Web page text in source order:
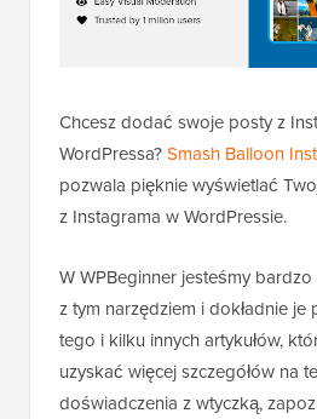
Chcesz dodać swoje posty z
WordPressa?Smash Balloon
pozwala pięknie wyświetlać
z Instagrama w WordPressie.
W WPBeginner jesteśmy
z tym narzędziem i dokładnie
tego i kilku innych artykułów,
uzyskać więcej szczegółów na
doświadczenia z wtyczką,